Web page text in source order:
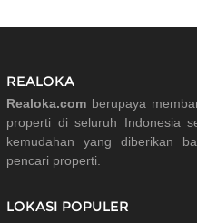
REALOKA
Realoka.com berupaya
properti di seluruh Indonesia
kemudahan yang diberikan
pencari properti.
LOKASI POPULER